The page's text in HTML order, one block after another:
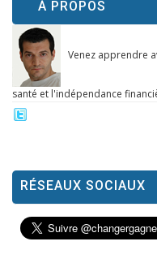
À PROPOS
Venez apprendre
santé et l'indépendance
RÉSEAUX SOCIAUX